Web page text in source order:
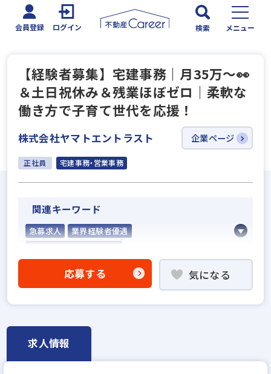
会員登録 ログイン 検索 メニュー
【経験者募集】宅建事務｜月35万～👀
＆土日祝休み＆残業ほぼゼロ｜柔軟な
働き方で子育て世代を応援！
株式会社ヤマトエントラスト 企業ページ
正社員 宅建事務・営業事務
関連キーワード
急募求人
業界経験者優遇
固定給25万円以上
固定給35万円以上
設立5年以内
学歴不問
副業OK
平均年齢20代
年間休日120日以上
月平均残業20時間以内
応募する 気になる
求人情報